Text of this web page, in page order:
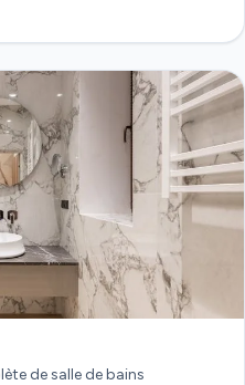
de salle de bains